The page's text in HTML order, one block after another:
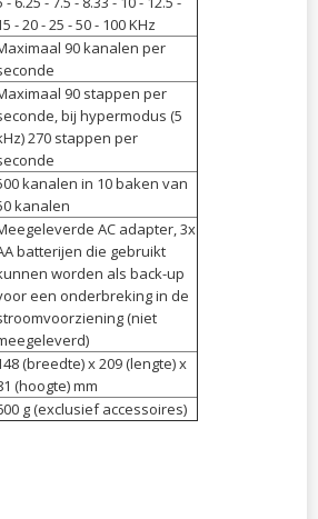
- 20 - 25 - 50 - 100 KHz
90 kanalen per
90 stappen per
bij hypermodus (5
270 stappen per
kanalen in 10 baken van
kanalen
AC adapter, 3x
batterijen die gebruikt
worden als back-up
een onderbreking in de
(niet
(breedte) x 209 (lengte) x
(hoogte) mm
g (exclusief accessoires)